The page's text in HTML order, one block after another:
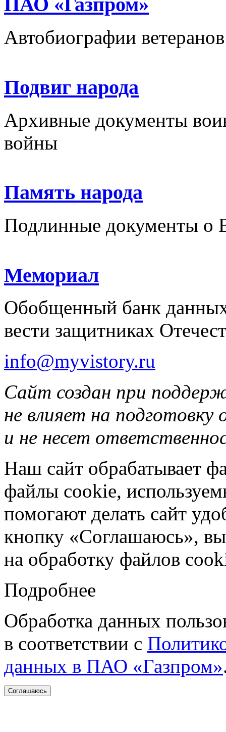
Автобиографии ветеранов
Подвиг народа
Архивные документы
войны
Память народа
Подлинные документы о
Мемориал
Обобщенный банк
вести защитниках
info@myvistory.ru
Сайт создан при
не влияет на подготовку
и не несет
Наш сайт обрабатывает
файлы cookie,
помогают делать сайт
кнопку «Соглашаюсь», вы
на обработку файлов
Подробнее
Обработка данных
в соответствии с
данных в ПАО «Газпром»
Соглашаюсь